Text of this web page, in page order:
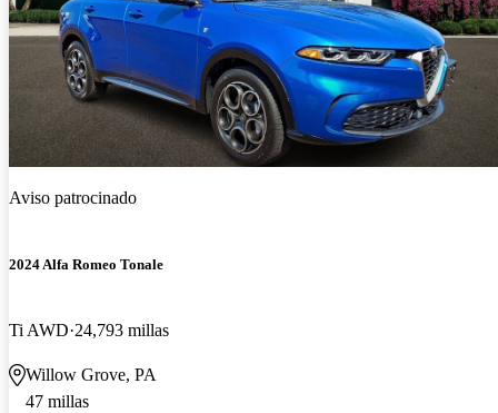
Aviso patrocinado
2024 Alfa Romeo Tonale
Ti AWD 24,793 millas
Willow Grove, PA
47 millas